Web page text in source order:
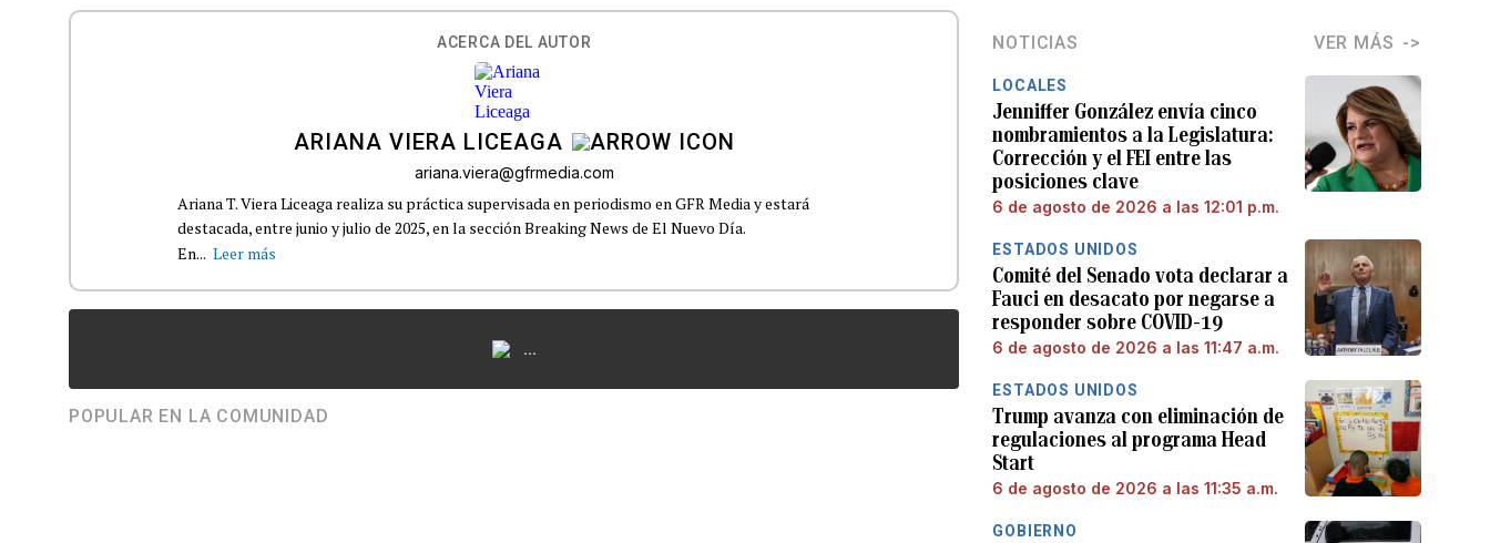
ACERCA DEL AUTOR
ARIANA VIERA LICEAGA
ariana.viera@gfrmedia.com
Ariana T. Viera Liceaga realiza su práctica supervisada en periodismo en GFR Media y estará
destacada, entre junio y julio de 2025, en la sección Breaking News de El Nuevo Día.
En... Leer más
...
POPULAR EN LA COMUNIDAD
NOTICIAS VER MÁS
LOCALES
Jenniffer González envía cinco
nombramientos a la Legislatura:
Corrección y el FEI entre las
posiciones clave
6 de agosto de 2026 a las 12:01 p.m.
ESTADOS UNIDOS
Comité del Senado vota declarar a
Fauci en desacato por negarse a
responder sobre COVID-19
6 de agosto de 2026 a las 11:47 a.m.
ESTADOS UNIDOS
Trump avanza con eliminación de
regulaciones al programa Head
Start
6 de agosto de 2026 a las 11:35 a.m.
GOBIERNO